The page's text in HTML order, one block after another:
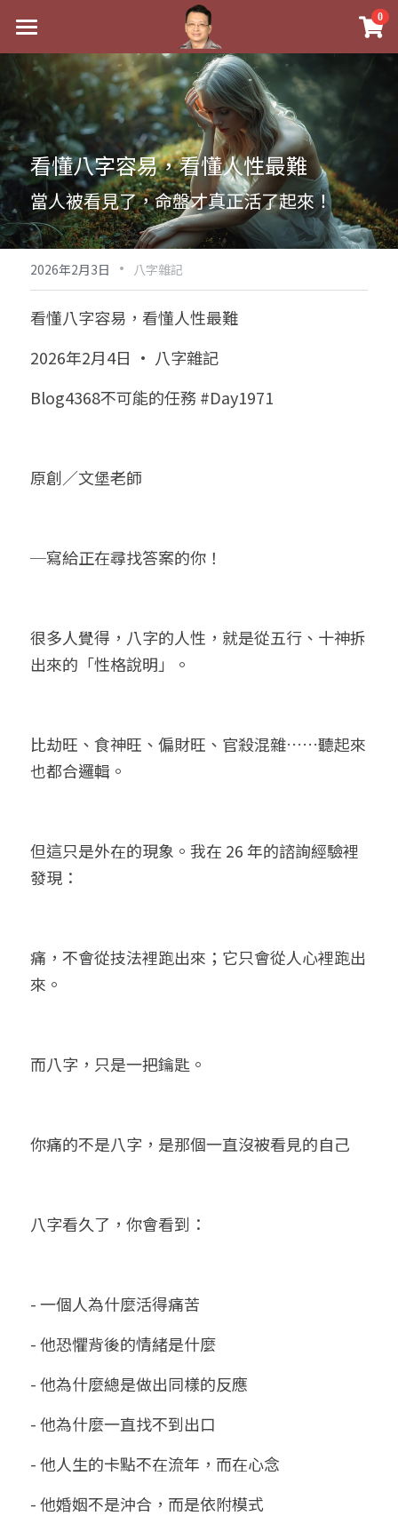
0
最新消息
關於我
實體經營
祖傳命理
手工印鑑
課程介紹
五行八字學
後天派陽宅
Blog
黃金會員專區
八字雜記
心靈成長
人氣最高
臉書生活
試閱專區
Podcast聽書
團隊訓練營
八字視頻
線上直播
線上學苑
八字初階班1
八字初階班2
八字中階班
五人實戰班
五行計算高階班
團隊訓練營
命理商城
八字完整班
科學八字推理PDF
小兒命名
我的著作
科學八字推理2
科學八字輕鬆學
批命預約
常見問題
登錄/註冊
繁體中文
support@p8zicourse.com
五行八字線上班
看懂八字容易，看懂人性最難
當人被看見了，命盤才真正活了起來！
2026年2月3日 · 八字雜記
看懂八字容易，看懂人性最難
2026年2月4日 · 八字雜記
Blog4368不可能的任務 #Day1971
原創／文堡老師
─寫給正在尋找答案的你！
很多人覺得，八字的人性，就是從五行、十神拆
出來的「性格說明」。
比劫旺、食神旺、偏財旺、官殺混雜……聽起來
也都合邏輯。
但這只是外在的現象。我在 26 年的諮詢經驗裡
發現：
痛，不會從技法裡跑出來；它只會從人心裡跑出
來。
而八字，只是一把鑰匙。
你痛的不是八字，是那個一直沒被看見的自己
八字看久了，你會看到：
- 一個人為什麼活得痛苦
- 他恐懼背後的情緒是什麼
- 他為什麼總是做出同樣的反應
- 他為什麼一直找不到出口
- 他人生的卡點不在流年，而在心念
- 他婚姻不是沖合，而是依附模式
×
商品分類
八字線上完整班
科學八字推理PDF
《十神高階實戰錄》完整典藏版
1美元超值PDF